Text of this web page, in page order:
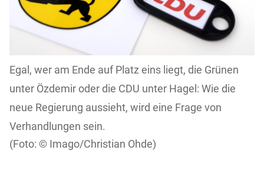
Egal, wer am Ende auf Platz eins liegt, die Grünen
unter Özdemir oder die CDU unter Hagel: Wie die
neue Regierung aussieht, wird eine Frage von
Verhandlungen sein.
Imago/Christian Ohde)